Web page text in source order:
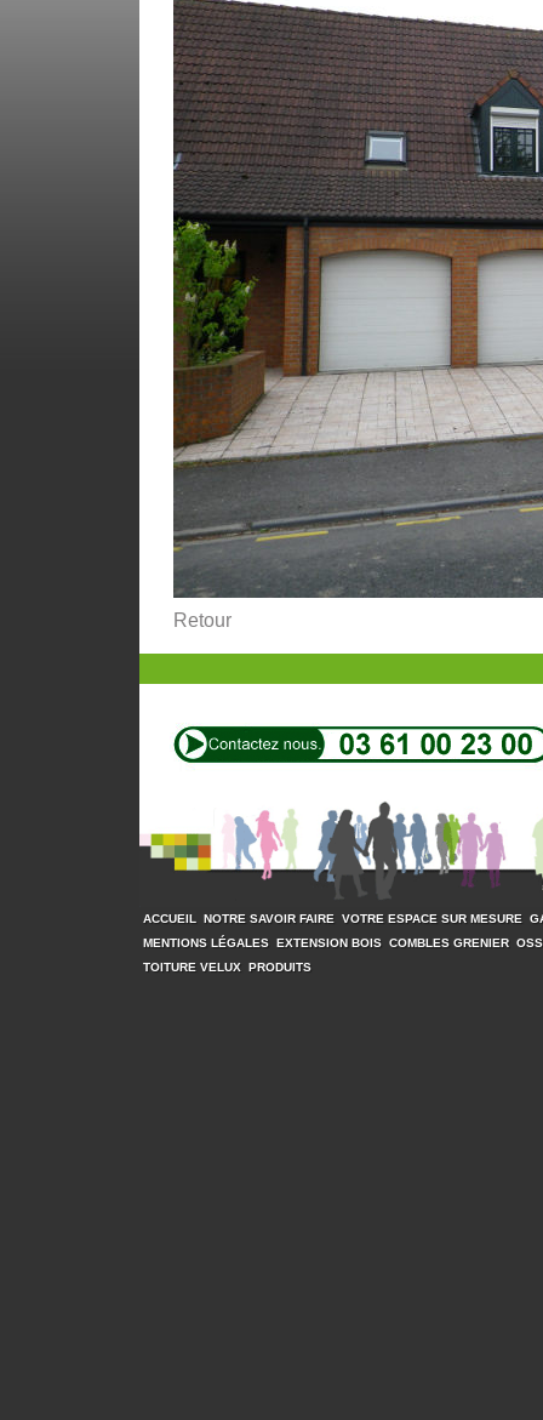
Retour
ACCUEIL NOTRE SAVOIR FAIRE VOTRE ESPACE SUR MESURE
MENTIONS LÉGALES EXTENSION BOIS COMBLES GRENIER
TOITURE VELUX PRODUITS